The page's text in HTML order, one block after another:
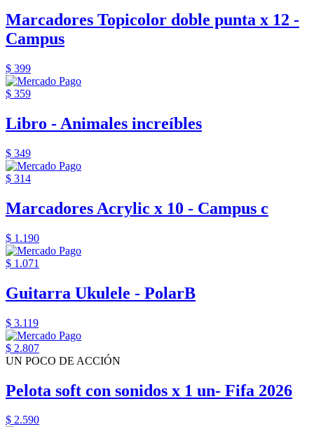
Marcadores Topicolor doble punta x 12 -
Campus
$ 399
$ 359
Libro - Animales increíbles
$ 349
$ 314
Marcadores Acrylic x 10 - Campus c
$ 1.190
$ 1.071
Guitarra Ukulele - PolarB
$ 3.119
$ 2.807
UN POCO DE ACCIÓN
Pelota soft con sonidos x 1 un- Fifa 2026
$ 2.590